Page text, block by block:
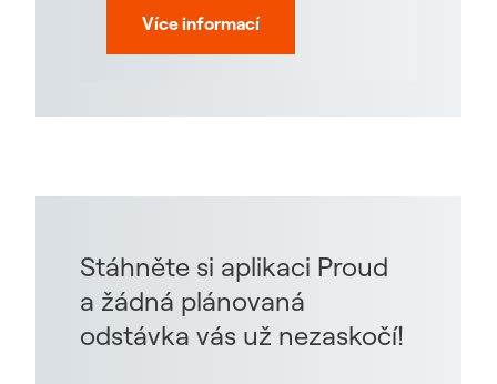
Více informací
Stáhněte si aplikaci Proud
a žádná plánovaná
odstávka vás už nezaskočí!